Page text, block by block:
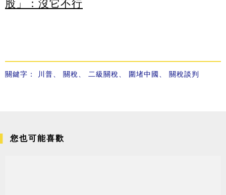
股」：沒它不行
關鍵字： 川普 關稅 二級關稅 圍堵中國 關稅談判
您也可能喜歡